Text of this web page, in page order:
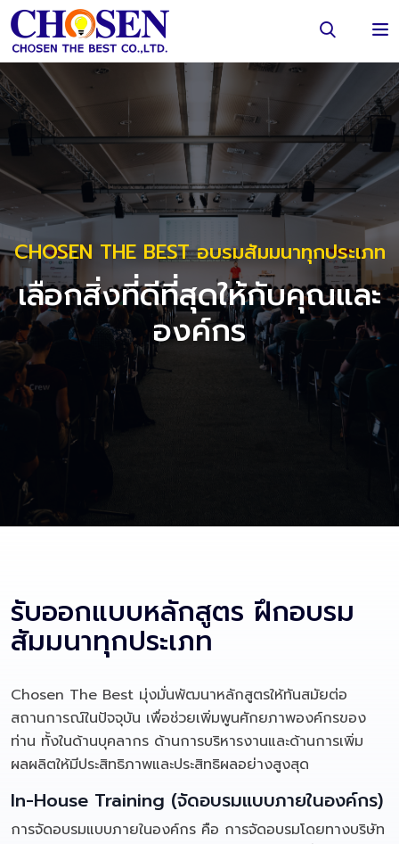
CHOSEN THE BEST อบรมสัมมนาทุกประเภท
เลือกสิ่งที่ดีที่สุดให้กับคุณและ
องค์กร
รับออกแบบหลักสูตร ฝึกอบรม
สัมมนาทุกประเภท
Chosen The Best มุ่งมั่นพัฒนาหลักสูตรให้ทันสมัยต่อ
สถานการณ์ในปัจจุบัน เพื่อช่วยเพิ่มพูนศักยภาพองค์กรของ
ท่าน ทั้งในด้านบุคลากร ด้านการบริหารงานและด้านการเพิ่ม
ผลผลิตให้มีประสิทธิภาพและประสิทธิผลอย่างสูงสุด
In-House Training (จัดอบรมแบบภายในองค์กร)
การจัดอบรมแบบภายในองค์กร คือ การจัดอบรมโดยทางบริษัท